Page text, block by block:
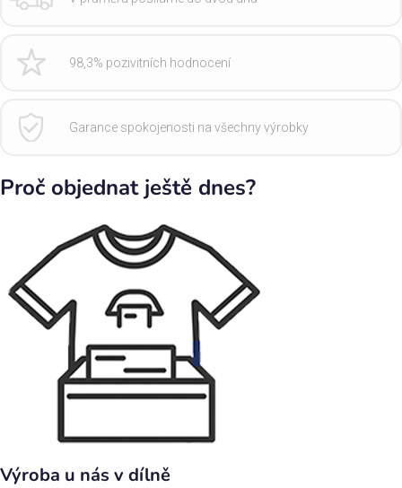
98,3% pozivitních hodnocení
Garance spokojenosti na všechny výrobky
Proč objednat ještě dnes?
Výroba u nás v dílně